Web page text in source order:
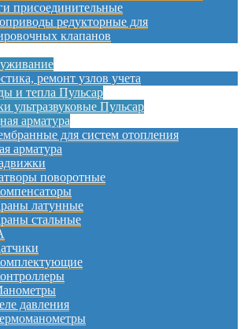
присоединительные
редукторные для
клапанов
ремонт узлов учета
и тепла Пульсар
ультразвуковые Пульсар
арматура
для систем отопления
арматура
поворотные
латунные
стальные
давления